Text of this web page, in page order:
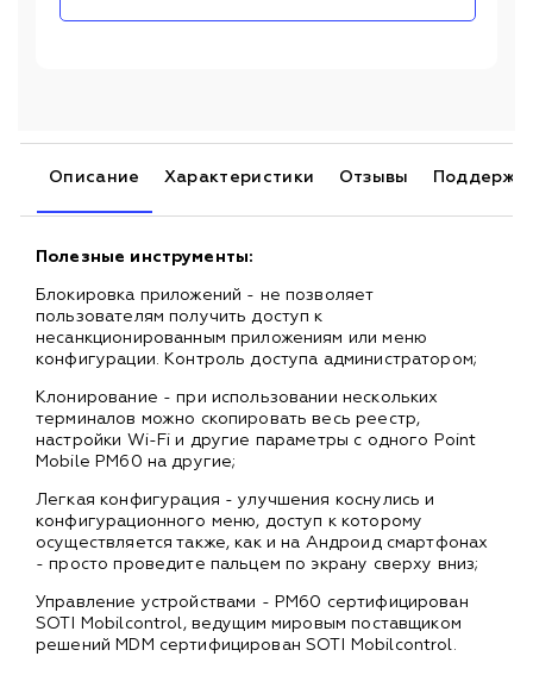
Описание Характеристики Отзывы
Полезные инструменты:
Блокировка приложений - не позволяет
пользователям получить доступ к
несанкционированным приложениям или меню
конфигурации. Контроль доступа администратором;
Клонирование - при использовании нескольких
терминалов можно скопировать весь реестр,
настройки Wi-Fi и другие параметры с одного Point
Mobile PM60 на другие;
Легкая конфигурация - улучшения коснулись и
конфигурационного меню, доступ к которому
осуществляется также, как и на Андроид смартфонах
- просто проведите пальцем по экрану сверху вниз;
Управление устройствами - PM60 сертифицирован
SOTI Mobilcontrol, ведущим мировым поставщиком
решений MDM сертифицирован SOTI Mobilcontrol.